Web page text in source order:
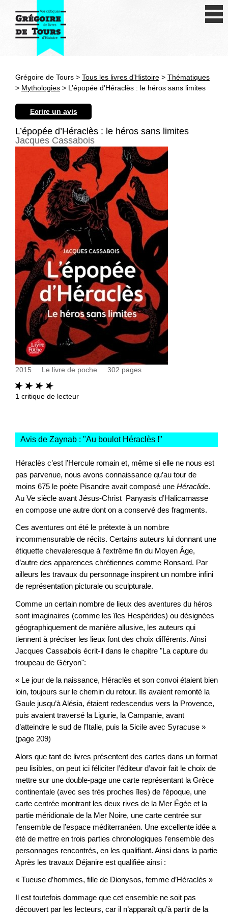
Antiquité
Epoque moderne
Révolution et XIXe siècle
XXe siècle
Autres civilisations
Thématiques
Grégoire de Tours > Tous les livres d'Histoire > Thématiques
> Mythologies > L’épopée d’Héraclès : le héros sans limites
Ecrire un avis
L’épopée d’Héraclès : le héros sans limites
Jacques Cassabois
2015 Le livre de poche 302 pages
1 critique de lecteur
Avis de Zaynab : "Au boulot Héraclès !"
Héraclès c’est l’Hercule romain et, même si elle ne nous est
pas parvenue, nous avons connaissance qu’au tour de
moins 675 le poète Pisandre avait composé une Héraclide.
Au Ve siècle avant Jésus-Christ Panyasis d’Halicarnasse
en compose une autre dont on a conservé des fragments.
Ces aventures ont été le prétexte à un nombre
incommensurable de récits. Certains auteurs lui donnant une
étiquette chevaleresque à l’extrême fin du Moyen Âge,
d’autre des apparences chrétiennes comme Ronsard. Par
ailleurs les travaux du personnage inspirent un nombre infini
de représentation picturale ou sculpturale.
Comme un certain nombre de lieux des aventures du héros
sont imaginaires (comme les îles Hespérides) ou désignées
géographiquement de manière allusive, les auteurs qui
tiennent à préciser les lieux font des choix différents. Ainsi
Jacques Cassabois écrit-il dans le chapitre "La capture du
troupeau de Géryon":
« Le jour de la naissance, Héraclès et son convoi étaient bien
loin, toujours sur le chemin du retour. Ils avaient remonté la
Gaule jusqu’à Alésia, étaient redescendus vers la Provence,
puis avaient traversé la Ligurie, la Campanie, avant
d’atteindre le sud de l’Italie, puis la Sicile avec Syracuse »
(page 209)
Alors que tant de livres présentent des cartes dans un format
peu lisibles, on peut ici féliciter l’éditeur d’avoir fait le choix de
mettre sur une double-page une carte représentant la Grèce
continentale (avec ses très proches îles) de l’époque, une
carte centrée montrant les deux rives de la Mer Égée et la
partie méridionale de la Mer Noire, une carte centrée sur
l’ensemble de l’espace méditerranéen. Une excellente idée a
été de mettre en trois parties chronologiques l’ensemble des
personnages rencontrés, en les qualifiant. Ainsi dans la partie
Après les travaux Déjanire est qualifiée ainsi :
« Tueuse d’hommes, fille de Dionysos, femme d’Héraclès »
Il est toutefois dommage que cet ensemble ne soit pas
découvert par les lecteurs, car il n’apparaît qu’à partir de la